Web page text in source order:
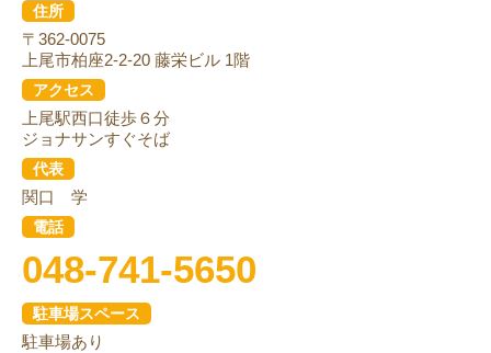
住所
〒362-0075
上尾市柏座2-2-20 藤栄ビル 1階
アクセス
上尾駅西口徒歩６分
ジョナサンすぐそば
代表
関口 学
電話
048-741-5650
駐車場スペース
駐車場あり